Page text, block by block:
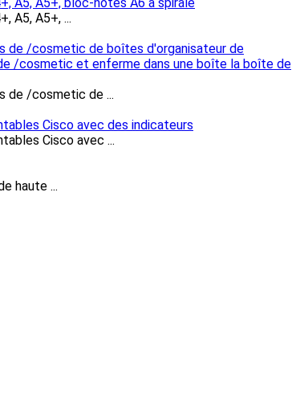
A5, A5+, ...
de /cosmetic de boîtes d'organisateur de
/cosmetic et enferme dans une boîte la boîte de
de /cosmetic de ...
Cisco avec des indicateurs
Cisco avec ...
haute ...